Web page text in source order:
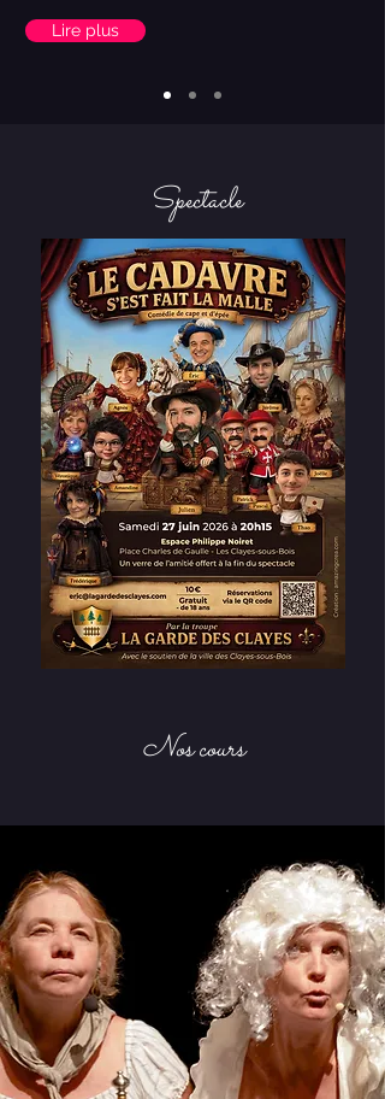
Lire plus
Spectacle
Nos cours